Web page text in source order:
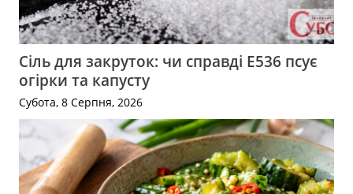
Сіль для закруток: чи справді Е536 псує
огірки та капусту
Субота, 8 Серпня, 2026